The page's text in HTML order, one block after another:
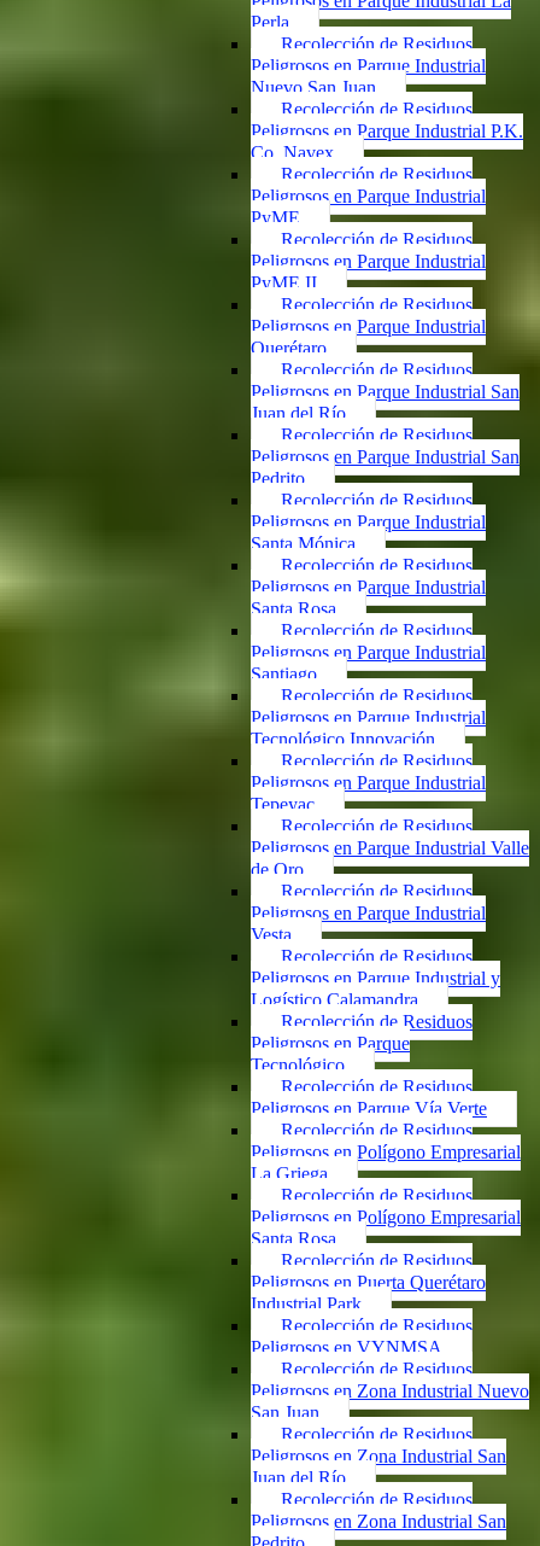
Perla
Recolección de Residuos
Peligrosos en Parque Industrial
Nuevo San Juan
Recolección de Residuos
Peligrosos en Parque Industrial P.K.
Co. Navex
Recolección de Residuos
Peligrosos en Parque Industrial
PyME
Recolección de Residuos
Peligrosos en Parque Industrial
PyME II
Recolección de Residuos
Peligrosos en Parque Industrial
Querétaro
Recolección de Residuos
Peligrosos en Parque Industrial San
Juan del Río
Recolección de Residuos
Peligrosos en Parque Industrial San
Pedrito
Recolección de Residuos
Peligrosos en Parque Industrial
Santa Mónica
Recolección de Residuos
Peligrosos en Parque Industrial
Santa Rosa
Recolección de Residuos
Peligrosos en Parque Industrial
Santiago
Recolección de Residuos
Peligrosos en Parque Industrial
Tecnológico Innovación
Recolección de Residuos
Peligrosos en Parque Industrial
Tepeyac
Recolección de Residuos
Peligrosos en Parque Industrial Valle
de Oro
Recolección de Residuos
Peligrosos en Parque Industrial
Vesta
Recolección de Residuos
Peligrosos en Parque Industrial y
Logístico Calamandra
Recolección de Residuos
Peligrosos en Parque
Tecnológico
Recolección de Residuos
Peligrosos en Parque Vía Verte
Recolección de Residuos
Peligrosos en Polígono Empresarial
La Griega
Recolección de Residuos
Peligrosos en Polígono Empresarial
Santa Rosa
Recolección de Residuos
Peligrosos en Puerta Querétaro
Industrial Park
Recolección de Residuos
Peligrosos en VYNMSA
Recolección de Residuos
Peligrosos en Zona Industrial Nuevo
San Juan
Recolección de Residuos
Peligrosos en Zona Industrial San
Juan del Río
Recolección de Residuos
Peligrosos en Zona Industrial San